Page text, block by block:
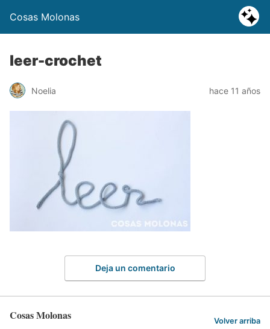
Cosas Molonas
leer-crochet
Noelia hace 11 años
Deja un comentario
Cosas Molonas Volver arriba